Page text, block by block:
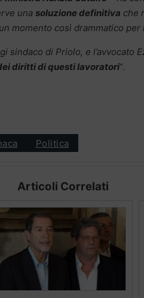
una soluzione definitiva che
momento così drammatico per
sindaco di Priolo, e l’avvocato
diritti di questi lavoratori“.
Politica
Articoli Correlati